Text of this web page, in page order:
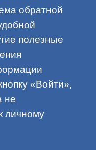
обратной
полезные
«Войти»,
не
личному